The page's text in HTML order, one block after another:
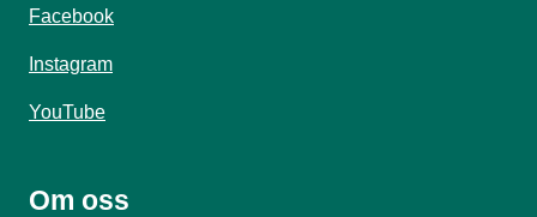
Facebook
Instagram
YouTube
Om oss